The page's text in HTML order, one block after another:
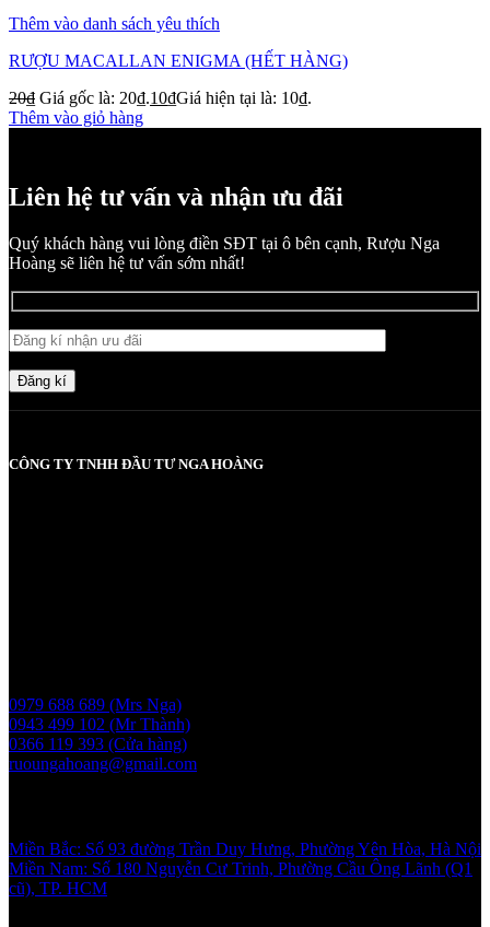
Thêm vào danh sách yêu thích
RƯỢU MACALLAN ENIGMA (HẾT HÀNG)
20₫ Giá gốc là: 20₫.10₫Giá hiện tại là: 10₫.
Thêm vào giỏ hàng
Liên hệ tư vấn và nhận ưu đãi
Quý khách hàng vui lòng điền SĐT tại ô bên cạnh, Rượu Nga
Hoàng sẽ liên hệ tư vấn sớm nhất!
Đăng kí
CÔNG TY TNHH ĐẦU TƯ NGA HOÀNG
0979 688 689 (Mrs Nga)
0943 499 102 (Mr Thành)
0366 119 393 (Cửa hàng)
ruoungahoang@gmail.com
Miền Bắc: Số 93 đường Trần Duy Hưng, Phường Yên Hòa, Hà Nội
Miền Nam: Số 180 Nguyễn Cư Trinh, Phường Cầu Ông Lãnh (Q1
cũ), TP. HCM